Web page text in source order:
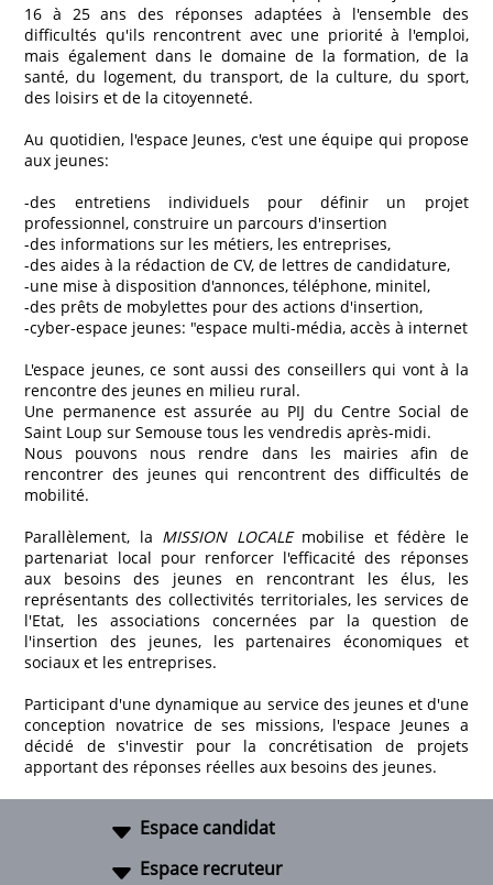
16 à 25 ans des réponses adaptées à l'ensemble des
difficultés qu'ils rencontrent avec une priorité à l'emploi,
mais également dans le domaine de la formation, de la
santé, du logement, du transport, de la culture, du sport,
des loisirs et de la citoyenneté.
Au quotidien, l'espace Jeunes, c'est une équipe qui propose
aux jeunes:
-des entretiens individuels pour définir un projet
professionnel, construire un parcours d'insertion
-des informations sur les métiers, les entreprises,
-des aides à la rédaction de CV, de lettres de candidature,
-une mise à disposition d'annonces, téléphone, minitel,
-des prêts de mobylettes pour des actions d'insertion,
-cyber-espace jeunes: "espace multi-média, accès à internet
L'espace jeunes, ce sont aussi des conseillers qui vont à la
rencontre des jeunes en milieu rural.
Une permanence est assurée au PIJ du Centre Social de
Saint Loup sur Semouse tous les vendredis après-midi.
Nous pouvons nous rendre dans les mairies afin de
rencontrer des jeunes qui rencontrent des difficultés de
mobilité.
Parallèlement, la MISSION LOCALEmobilise et fédère le
partenariat local pour renforcer l'efficacité des réponses
aux besoins des jeunes en rencontrant les élus, les
représentants des collectivités territoriales, les services de
l'Etat, les associations concernées par la question de
l'insertion des jeunes, les partenaires économiques et
sociaux et les entreprises.
Participant d'une dynamique au service des jeunes et d'une
conception novatrice de ses missions, l'espace Jeunes a
décidé de s'investir pour la concrétisation de projets
apportant des réponses réelles aux besoins des jeunes.
Espace candidat
Espace recruteur